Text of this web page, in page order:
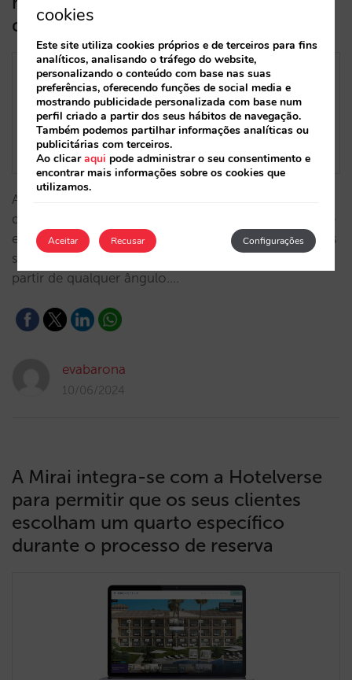
digital em 3D
A Mirai Twin é um gémeo digital 3D do seu hotel,
desenvolvido com tecnologia própria que, com base
em imagens reais captadas com drones, permite aos
seus hóspedes uma experiência 100% imersiva a
partir de qualquer ângulo.…
evabarona
10/06/2024
A Mirai integra-se com a Hotelverse
para permitir que os seus clientes
escolham um quarto específico
durante o processo de reserva
cookies
Este site utiliza cookies próprios e de terceiros para fins
analíticos, analisando o tráfego do website,
personalizando o conteúdo com base nas suas
preferências, oferecendo funções de social media e
mostrando publicidade personalizada com base num
perfil criado a partir dos seus hábitos de navegação.
Também podemos partilhar informações analíticas ou
publicitárias com terceiros.
Ao clicaraqui pode administrar o seu consentimento e
encontrar mais informações sobre os cookies que
utilizamos.
Aceitar Configurações
Recusar